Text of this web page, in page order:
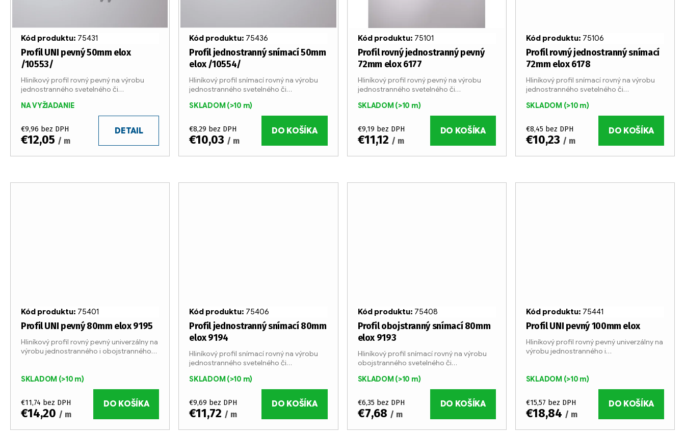
d
o
v
d
o
v
Profil UNI pevný 50mm elox
/10553/
NA VYŽIADANIE
€9,96 bez DPH
€12,05 / m
DETAIL
Hliníkový profil rovný pevný na výrobu
jednostranného svetelného či
metrových tyčiach z eloxovaného
Kód produktu: 75431
Profil jednostranný snímací 50mm
elox /10554/
SKLADOM (>10 m)
€8,29 bez DPH
€10,03 / m
DO KOŠÍKA
Hliníkový profil snímací rovný na výrobu
jednostranného svetelného či
metrových tyčiach z eloxovaného
Kód produktu: 75436
Profil rovný jednostranný pevný
72mm elox 6177
SKLADOM (>10 m)
€9,19 bez DPH
€11,12 / m
DO KOŠÍKA
Hliníkový profil rovný pevný na výrobu
jednostranného svetelného či
metrových tyčiach z eloxovaného hliníka.
Šírka profilu je 72 mm....
Kód produktu: 75101
Profil rovný jednostranný snímací
72mm elox 6178
SKLADOM (>10 m)
€8,45 bez DPH
€10,23 / m
DO KOŠÍKA
Hliníkový profil snímací rovný na výrobu
jednostranného svetelného či
metrových tyčiach z eloxovaného hliníka.
Šírka profilu je 72 mm....
Kód produktu: 75106
Profil UNI pevný 80mm elox 9195
SKLADOM (>10 m)
€11,74 bez DPH
€14,20 / m
DO KOŠÍKA
Hliníkový profil rovný pevný univerzálny na
výrobu jednostranného i obojstranného
eloxovaného...
Kód produktu: 75401
Profil jednostranný snímací 80mm
elox 9194
SKLADOM(>10 m)
€9,69 bez DPH
€11,72 / m
DO KOŠÍKA
Hliníkový profil snímací rovný na výrobu
jednostranného svetelného či
metrových tyčiach z eloxovaného hliníka.
Šírka profilu je 80 mm....
Kód produktu: 75406
Profil obojstranný snímací 80mm
elox 9193
SKLADOM(>10 m)
€6,35 bez DPH
€7,68 / m
DO KOŠÍKA
Hliníkový profil snímací rovný na výrobu
obojstranného svetelného či
metrových tyčiach z eloxovaného hliníka.
Šírka profilu je 80 mm....
Kód produktu: 75408
Profil UNI pevný 100mm elox
SKLADOM (>10 m)
€15,57 bez DPH
€18,84 / m
DO KOŠÍKA
Hliníkový profil rovný pevný univerzálny na
výrobu jednostranného i
metrových tyčiach...
Kód produktu: 75441